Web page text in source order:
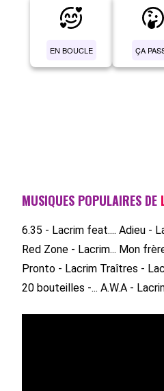
EN BOUCLE ÇA
MUSIQUES POPULAIRES DE
6.35 - Lacrim feat.... Adieu -
Red Zone - Lacrim... Mon
Pronto - Lacrim Traîtres -
20 bouteilles -... A.W.A -